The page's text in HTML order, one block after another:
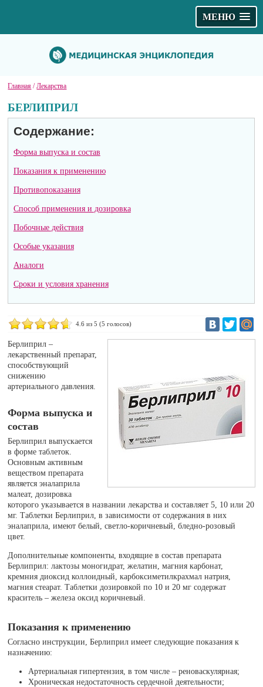
МЕНЮ
Главная /Лекарства
БЕРЛИПРИЛ
Содержание:
Форма выпуска и состав
Показания к применению
Противопоказания
Способ применения и дозировка
Побочные действия
Особые указания
Аналоги
Сроки и условия хранения
4.6 из 5 (5 голосов)
Берлиприл –
лекарственный препарат,
способствующий
снижению
артериального давления.
Форма выпуска и
состав
Берлиприл выпускается
в форме таблеток.
Основным активным
веществом препарата
является эналаприла
малеат, дозировка
которого указывается в названии лекарства и составляет 5, 10 или 20
мг. Таблетки Берлиприл, в зависимости от содержания в них
эналаприла, имеют белый, светло-коричневый, бледно-розовый
цвет.
Дополнительные компоненты, входящие в состав препарата
Берлиприл: лактозы моногидрат, желатин, магния карбонат,
кремния диоксид коллоидный, карбоксиметилкрахмал натрия,
магния стеарат. Таблетки дозировкой по 10 и 20 мг содержат
краситель – железа оксид коричневый.
Показания к применению
Согласно инструкции, Берлиприл имеет следующие показания к
назначению:
Артериальная гипертензия, в том числе – реноваскулярная;
Хроническая недостаточность сердечной деятельности;